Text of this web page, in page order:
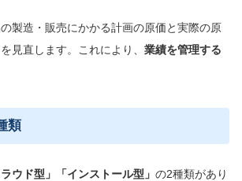
製造・販売にかかる計画の原価と実際の原
見直します。これにより、 業績を管理する
類
ラウド型」「インストール型」 の2種類があり